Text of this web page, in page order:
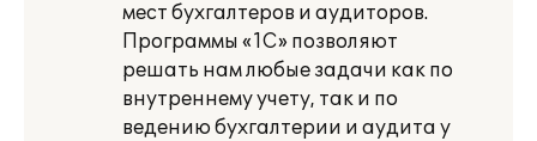
мест бухгалтеров и аудиторов.
Программы «1С» позволяют
решать нам любые задачи как по
внутреннему учету, так и по
ведению бухгалтерии и аудита у